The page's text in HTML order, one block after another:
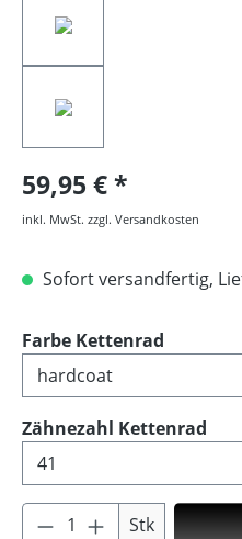
59,95 €
inkl. MwSt. zzgl. Versandkosten
Sofort versandfertig,
Farbe Kettenrad
Zähnezahl Kettenrad
Produkt Anzahl:
Stk